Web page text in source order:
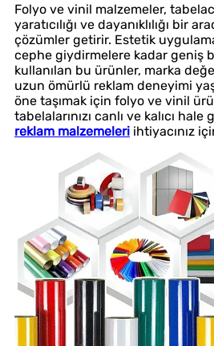
Folyo ve vinil malzemeler,
yaratıcılığı ve dayanıklılığı bir
çözümler getirir. Estetik
cephe giydirmelere kadar geniş
kullanılan bu ürünler, marka
uzun ömürlü reklam deneyimi
öne taşımak için folyo ve vinil
tabelalarınızı canlı ve kalıcı
reklam malzemeleri ihtiyacınız